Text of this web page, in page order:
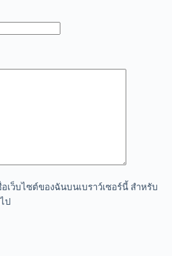
เว็บไซต์ของฉันบนเบราว์เซอร์นี้ สำหรับ
ป